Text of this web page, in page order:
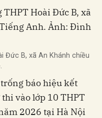
Đức B, xã An Khánh chiều
báo hiệu kết
vào lớp 10 THPT
2026 tại Hà Nội